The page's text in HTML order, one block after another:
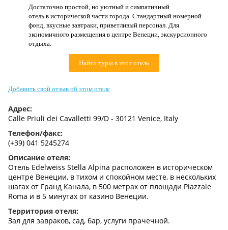
Страны
Как купить
Достаточно простой, но уютный и симпатичный
отель в исторической части города. Стандартный номерной
фонд, вкусные завтраки, приветливый персонал. Для
экономичного размещения в центре Венеции, экскурсионного
отдыха.
Найти туры в этот отель
Добавить свой отзыв об этом отеле
Адрес:
Calle Priuli dei Cavalletti 99/D - 30121 Venice, Italy
Телефон/факс:
(+39) 041 5245274
Описание отеля:
Отель Edelweiss Stella Alpina расположен в историческом
центре Венеции, в тихом и спокойном месте, в нескольких
шагах от Гранд Канала, в 500 метрах от площади Piazzale
Roma и в 5 минутах от казино Венеции.
Территория отеля:
Зал для завраков, сад, бар, услуги прачечной.